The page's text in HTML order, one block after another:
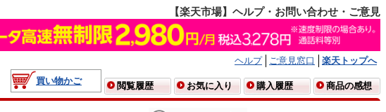
【楽天市場】ヘルプ・お問い合わせ・ご意見
ヘルプ ご意見窓口
楽天トップへ
買い物かご
閲覧履歴 お気に入り 購入履歴 商品の感想